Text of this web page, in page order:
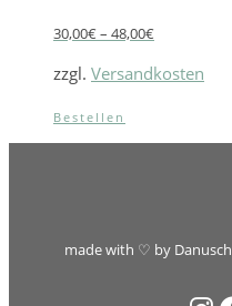
30,00€– 48,00€
zzgl. Versandkosten
Bestellen
made with ♡ by Danusch